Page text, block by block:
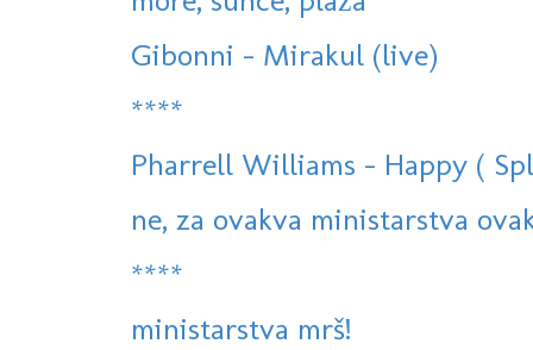
Gibonni - Mirakul (live)
****
Pharrell Williams - Happy (
ne, za ovakva ministarstva
****
ministarstva mrš!